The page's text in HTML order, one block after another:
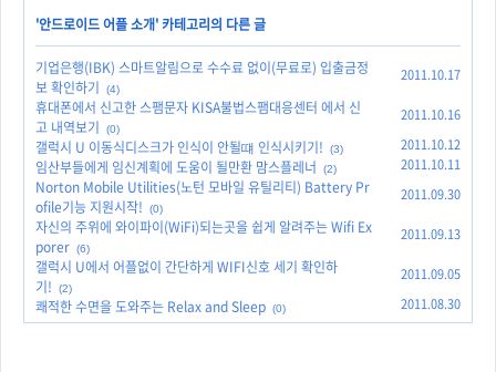
'안드로이드 어플 소개' 카테고리의 다른 글
기업은행(IBK) 스마트알림으로 수수료 없이(무료로) 입출금정
보 확인하기
(4)
2011.10.17
휴대폰에서 신고한 스팸문자 KISA불법스팸대응센터 에서 신
고 내역보기
(0)
2011.10.16
갤럭시 U 이동식디스크가 인식이 안될떄 인식시키기! (3) 2011.10.12
임산부들에게 임신계획에 도움이 될만환 맘스플레너 (2) 2011.10.11
Norton Mobile Utilities(노턴 모바일 유틸리티) Battery Pr
ofile기능 지원시작!
(0)
2011.09.30
자신의 주위에 와이파이(WiFi)되는곳을 쉽게 알려주는 Wifi Ex
porer (6)
2011.09.13
갤럭시 U에서 어플없이 간단하게 WIFI신호 세기 확인하
기!
(2)
2011.09.05
쾌적한 수면을 도와주는 Relax and Sleep (0) 2011.08.30